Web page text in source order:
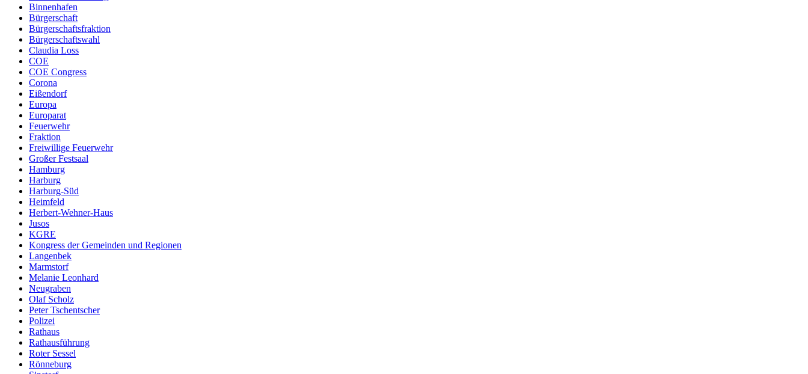
Binnenhafen
Bürgerschaft
Bürgerschaftsfraktion
Bürgerschaftswahl
Claudia Loss
COE
COE Congress
Corona
Eißendorf
Europa
Europarat
Feuerwehr
Fraktion
Freiwillige Feuerwehr
Großer Festsaal
Hamburg
Harburg
Harburg-Süd
Heimfeld
Herbert-Wehner-Haus
Jusos
KGRE
Kongress der Gemeinden und Regionen
Langenbek
Marmstorf
Melanie Leonhard
Neugraben
Olaf Scholz
Peter Tschentscher
Polizei
Rathaus
Rathausführung
Roter Sessel
Rönneburg